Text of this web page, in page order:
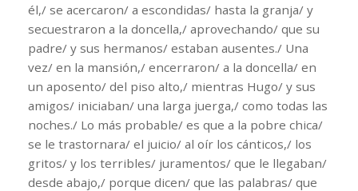
él,/ se acercaron/ a escondidas/ hasta la granja/ y
secuestraron a la doncella,/ aprovechando/ que su
padre/ y sus hermanos/ estaban ausentes./ Una
vez/ en la mansión,/ encerraron/ a la doncella/ en
un aposento/ del piso alto,/ mientras Hugo/ y sus
amigos/ iniciaban/ una larga juerga,/ como todas las
noches./ Lo más probable/ es que a la pobre chica/
se le trastornara/ el juicio/ al oír los cánticos,/ los
gritos/ y los terribles/ juramentos/ que le llegaban/
desde abajo,/ porque dicen/ que las palabras/ que